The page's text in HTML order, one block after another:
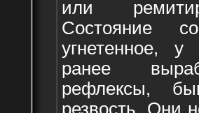
или
Состояние
угнетенное,
ранее
рефлексы,
резвость. Они